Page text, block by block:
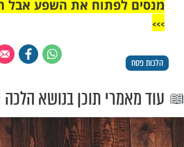
מצה צריך לאכול בליל
- מצה" יש לאכול שני
מועט יש להקל בכזית אחד.
יש לאכול כזית אחד.
יש לאכול כזית אחד,
סימן תעה].